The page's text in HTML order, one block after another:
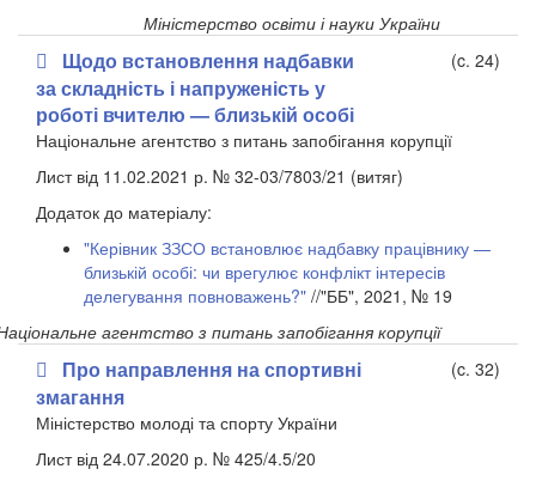
Міністерство освіти і науки України
Щодо встановлення надбавки
за складність і напруженість у
роботі вчителю — близькій особі
(c. 24)
Національне агентство з питань запобігання корупції
Лист від 11.02.2021 р. № 32-03/7803/21 (витяг)
Додаток до матеріалу:
"Керівник ЗЗСО встановлює надбавку працівнику —
близькій особі: чи врегулює конфлікт інтересів
делегування повноважень?" //"ББ", 2021, № 19
агентство з питань запобігання корупції
Про направлення на спортивні
змагання
(c. 32)
Міністерство молоді та спорту України
Лист від 24.07.2020 р. № 425/4.5/20